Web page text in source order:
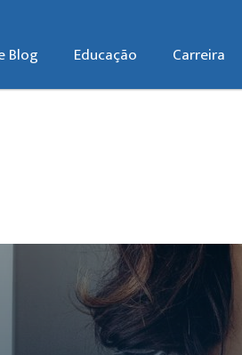
Blog Educação Carreira